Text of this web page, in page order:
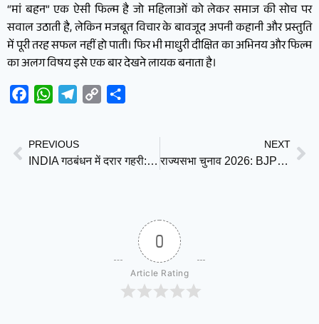
“मां बहन” एक ऐसी फिल्म है जो महिलाओं को लेकर समाज की सोच पर
सवाल उठाती है, लेकिन मजबूत विचार के बावजूद अपनी कहानी और प्रस्तुति
में पूरी तरह सफल नहीं हो पाती। फिर भी माधुरी दीक्षित का अभिनय और फिल्म
का अलग विषय इसे एक बार देखने लायक बनाता है।
FacebookWhatsAppTelegram
Copy
PREVIOUS
INDIA गठबंधन में दरार गहरी: कांग्रेस की ‘बेवफाई’ से नाराज़ DMK ने 8 जून की बैठक का किया बहिष्कार
NEXT
राज्यसभा चुनाव 2026: BJP ने जारी की उम्मीदवारों की सूची, तरुण चुघ और सतीश पूनिया समेत कई बड़े चेहरों को मौका
0
Article Rating